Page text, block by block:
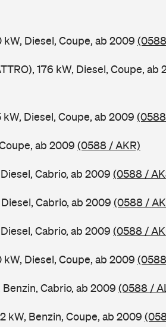
kW, Diesel, Coupe, ab 2009
176 kW, Diesel, Coupe, ab
kW, Diesel, Coupe, ab 2009
ab 2009 (0588 / AKR)
Cabrio, ab 2009 (0588 /
Cabrio, ab 2009 (0588 /
Cabrio, ab 2009 (0588 /
kW, Diesel, Coupe, ab 2009
Benzin, Cabrio, ab 2009 (0588 /
kW, Benzin, Coupe, ab 2009